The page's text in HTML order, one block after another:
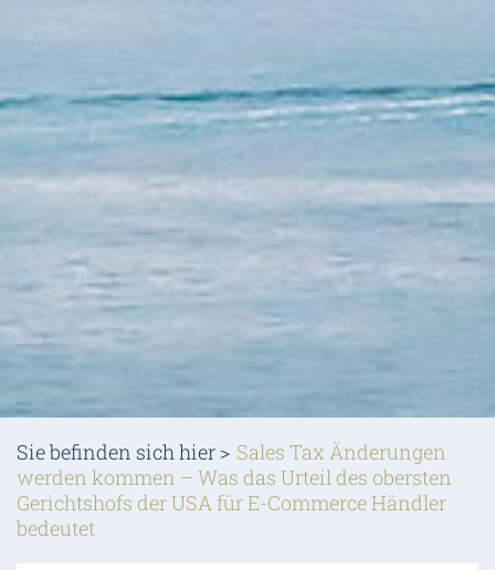
Sie befinden sich hier > Sales Tax Änderungen
werden kommen – Was das Urteil des obersten
Gerichtshofs der USA für E-Commerce Händler
bedeutet